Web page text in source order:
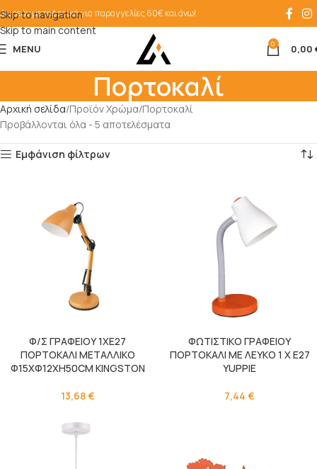
Skip to navigation
Skip to main content
Δωρεάν μεταφορικά για παραγγελίες 60€ και άνω!
MENU 0 0,00
Πορτοκαλί
Αρχική σελίδα Προϊόν Χρώμα Πορτοκαλί
Προβάλλονται όλα - 5 αποτελέσματα
Εμφάνιση φίλτρων
Φ/Σ ΓΡΑΦΕΙΟΥ 1ΧΕ27
ΠΟΡΤΟΚΑΛΙ ΜΕΤΑΛΛΙΚΟ
Φ15ΧΦ12ΧΗ50CM KINGSTON
13,68€
ΦΩΤΙΣΤΙΚΟ ΓΡΑΦΕΙΟΥ
ΠΟΡΤΟΚΑΛΙ ΜΕ ΛΕΥΚΟ 1 Χ Ε27
YUPPIE
7,44 €